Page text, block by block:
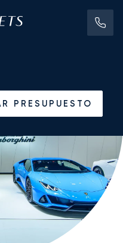
PRESUPUESTO